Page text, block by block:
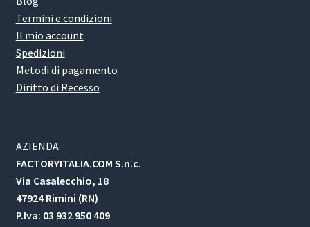
Termini e condizioni
Il mio account
Spedizioni
Metodi di pagamento
Diritto di Recesso
AZIENDA:
FACTORYITALIA.COM S.n.c.
Via Casalecchio, 18
47924 Rimini (RN)
P.Iva: 03 932 950 409